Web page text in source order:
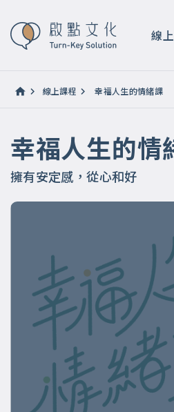
線
6 單元 26 小節
線上課程 幸福人生的情緒課
幸福人生的情
擁有安定感，從心和好